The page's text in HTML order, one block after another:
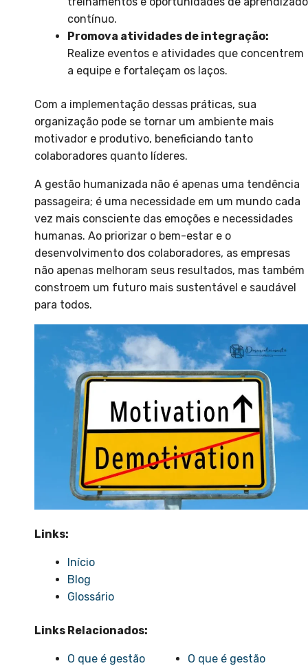
contínuo.
Promova atividades de integração:
Realize eventos e atividades que concentrem
a equipe e fortaleçam os laços.
Com a implementação dessas práticas, sua
organização pode se tornar um ambiente mais
motivador e produtivo, beneficiando tanto
colaboradores quanto líderes.
A gestão humanizada não é apenas uma tendência
passageira; é uma necessidade em um mundo cada
vez mais consciente das emoções e necessidades
humanas. Ao priorizar o bem-estar e o
desenvolvimento dos colaboradores, as empresas
não apenas melhoram seus resultados, mas também
constroem um futuro mais sustentável e saudável
para todos.
Links:
Início
Blog
Glossário
Links Relacionados:
O que é gestão
O que é gestão